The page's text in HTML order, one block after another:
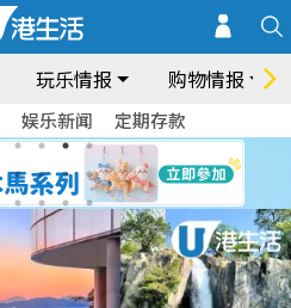
玩乐情报 购物情报
娱乐新闻 定期存款